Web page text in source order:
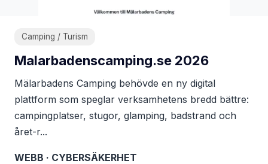
Camping / Turism
Malarbadenscamping.se 2026
Mälarbadens Camping behövde en ny digital
plattform som speglar verksamhetens bredd bättre:
campingplatser, stugor, glamping, badstrand och
året-r...
WEBB · CYBERSÄKERHET